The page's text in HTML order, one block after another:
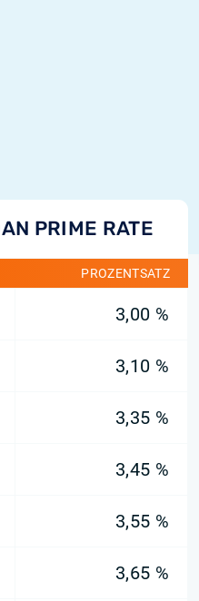
PRIME RATE
PROZENTSATZ
3,00 %
3,10 %
3,35 %
3,45 %
3,55 %
3,65 %